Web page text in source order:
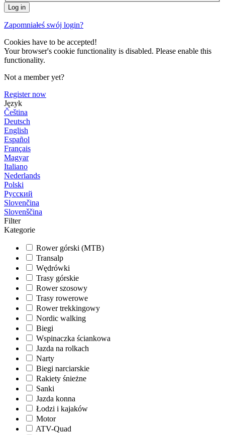
Zapomniałeś swój login?
Cookies have to be accepted!
Your browser's cookie functionality is disabled. Please enable this
functionality.
Not a member yet?
Register now
Język
Čeština
Deutsch
English
Español
Français
Magyar
Italiano
Nederlands
Polski
Русский
Slovenčina
Slovenščina
Filter
Kategorie
Rower górski (MTB)
Transalp
Wędrówki
Trasy górskie
Rower szosowy
Trasy rowerowe
Rower trekkingowy
Nordic walking
Biegi
Wspinaczka ściankowa
Jazda na rolkach
Narty
Biegi narciarskie
Rakiety śnieżne
Sanki
Jazda konna
Łodzi i kajaków
Motor
ATV-Quad